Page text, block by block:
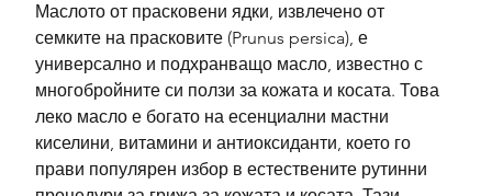
Маслото от прасковени ядки, извлечено от
семките на прасковите (Prunus persica), е
универсално и подхранващо масло, известно с
многобройните си ползи за кожата и косата. Това
леко масло е богато на есенциални мастни
киселини, витамини и антиоксиданти, което го
прави популярен избор в естествените рутинни